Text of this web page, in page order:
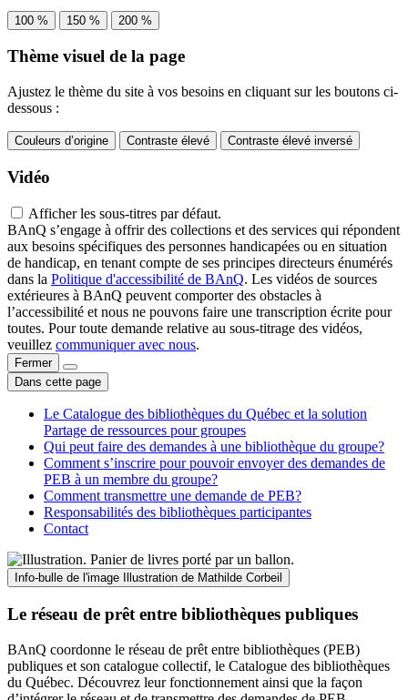
100 % 150 % 200 %
Thème visuel de la page
Ajustez le thème du site à vos besoins en cliquant sur les boutons ci-
dessous :
Couleurs d’origine Contraste élevé Contraste élevé inversé
Vidéo
Afficher les sous-titres par défaut.
BAnQ s’engage à offrir des collections et des services qui répondent
aux besoins spécifiques des personnes handicapées ou en situation
de handicap, en tenant compte de ses principes directeurs énumérés
dans la Politique d'accessibilité de BAnQ. Les vidéos de sources
extérieures à BAnQ peuvent comporter des obstacles à
l’accessibilité et nous ne pouvons faire une transcription écrite pour
toutes. Pour toute demande relative au sous-titrage des vidéos,
veuillez communiquer avec nous.
Fermer
Dans cette page
Le Catalogue des bibliothèques du Québec et la solution
Partage de ressources pour groupes
Qui peut faire des demandes à une bibliothèque du groupe?
Comment s’inscrire pour pouvoir envoyer des demandes de
PEB à un membre du groupe?
Comment transmettre une demande de PEB?
Responsabilités des bibliothèques participantes
Contact
Info-bulle de l'image Illustration de Mathilde Corbeil
Le réseau de prêt entre bibliothèques publiques
BAnQ coordonne le réseau de prêt entre bibliothèques (PEB)
publiques et son catalogue collectif, le Catalogue des bibliothèques
du Québec. Découvrez leur fonctionnement ainsi que la façon